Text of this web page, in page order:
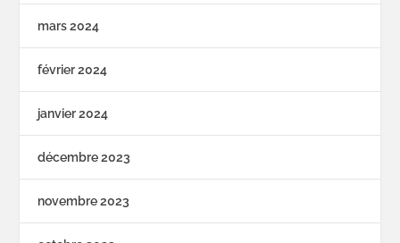
mars 2024
février 2024
janvier 2024
décembre 2023
novembre 2023